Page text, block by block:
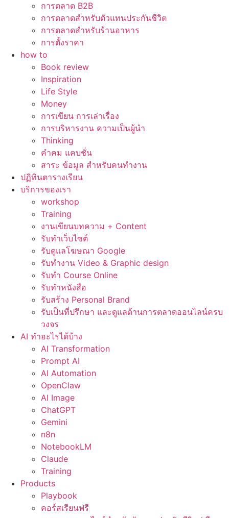
การตลาด B2B
การตลาดสำหรับตัวแทนประกันชีวิต
การตลาดสำหรับร้านอาหาร
การตั้งราคา
how to
Book review
Inspiration
Life Style
Money
การเขียน การเล่าเรื่อง
การบริหารงาน ความเป็นผู้นำ
Thinking
คำคม แคบชั่น
สาระ ข้อมูล สำหรับคนทำงาน
ปฏิทินตารางเรียน
บริการของเรา
workshop
Training
งานเขียนบทความ + Content
รับทำเว็บไซต์
รับดูแลโฆษณา Google
รับทำงาน Video & Graphic design
รับทำ Course Online
รับทำหนังสือ
รับสร้าง Personal Brand
รับเป็นที่ปรึกษา และดูแลด้านการตลาดออนไลน์ครบ
วงจร
AI ทำอะไรได้บ้าง
AI Transformation
Prompt AI
AI Automation
OpenClaw
AI Image
ChatGPT
Gemini
n8n
NotebookLM
Claude
Training
Products
Playbook
คอร์สเรียนฟรี